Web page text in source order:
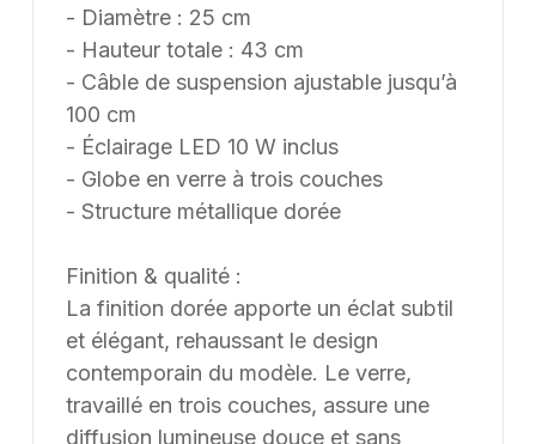
- Diamètre : 25 cm
- Hauteur totale : 43 cm
- Câble de suspension ajustable jusqu’à
100 cm
- Éclairage LED 10 W inclus
- Globe en verre à trois couches
- Structure métallique dorée
Finition & qualité :
La finition dorée apporte un éclat subtil
et élégant, rehaussant le design
contemporain du modèle. Le verre,
travaillé en trois couches, assure une
diffusion lumineuse douce et sans